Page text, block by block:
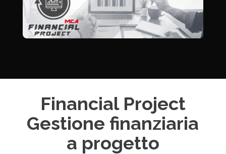
Financial Project
Gestione finanziaria
a progetto